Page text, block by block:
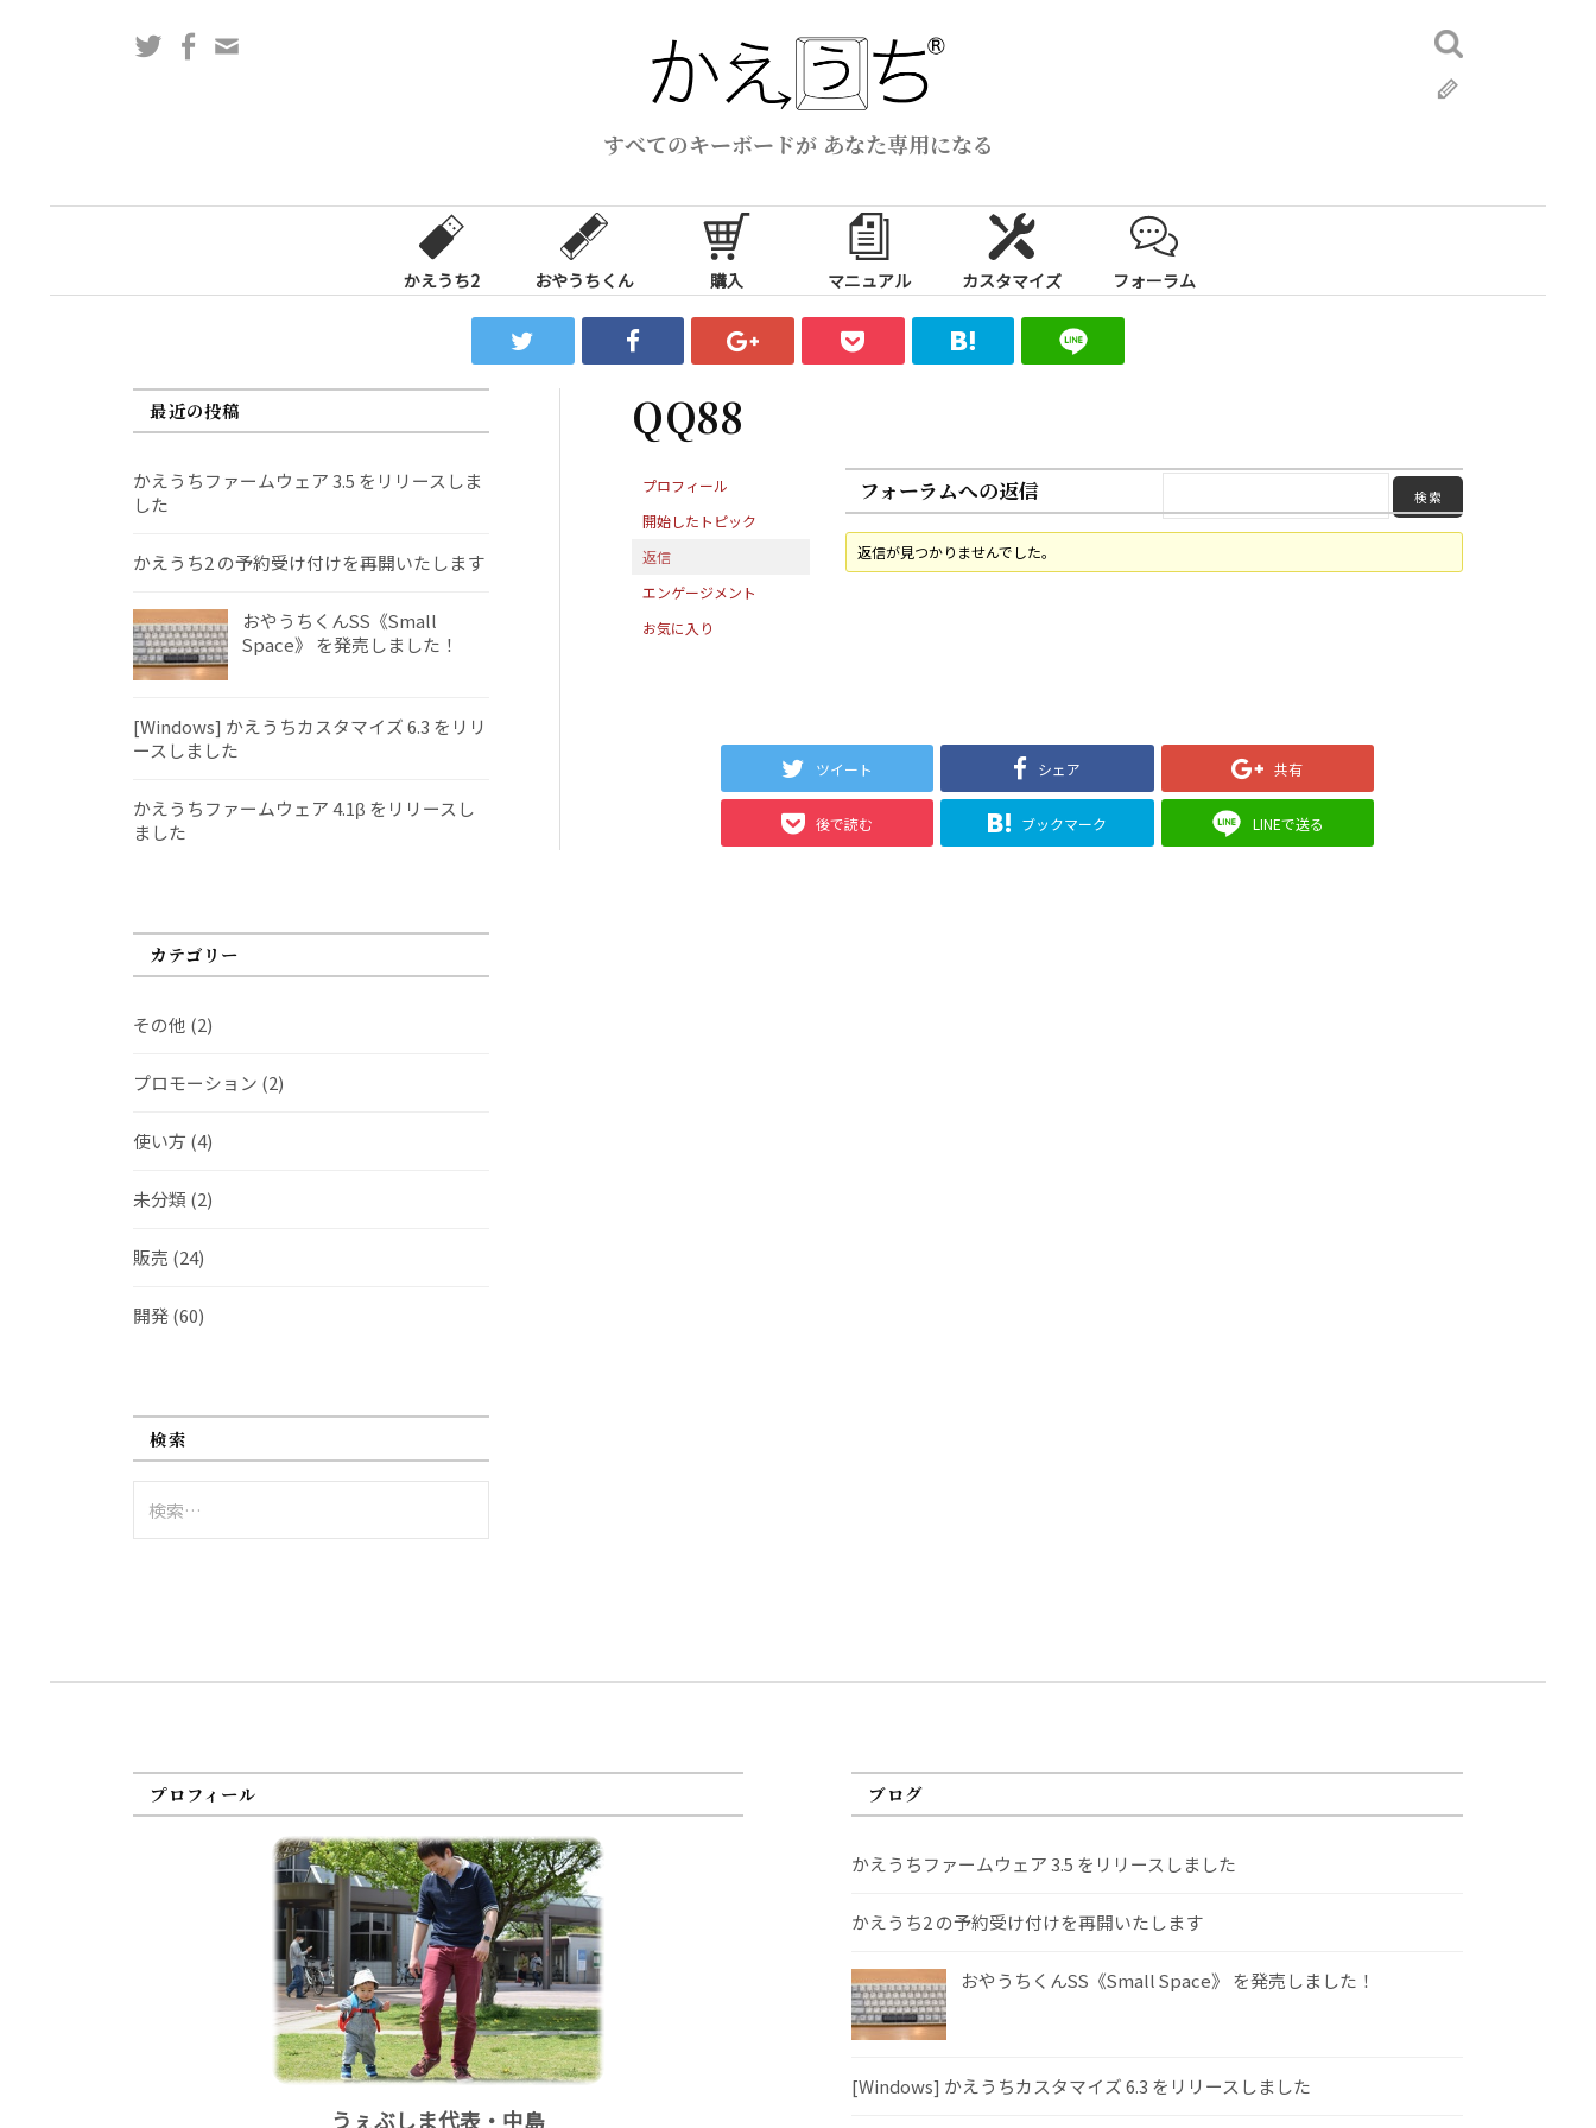
ス
すべてのキーボードが あなた専用になる
TwitterFacebook
検
索:
かえうち2 おやうちくん 購入 マニュアル カスタマイズ フォーラム
QQ88
プロフィール
開始したトピック
返信
エンゲージメント
お気に入り
フォーラムへの返信
返信が見つかりませんでした。
ツイート シェア 共有
後で読む ブックマーク LINEで送る
最近の投稿
かえうちファームウェア 3.5 をリリースしま
した
かえうち2 の予約受け付けを再開いたします
おやうちくんSS《Small
Space》 を発売しました！
[Windows] かえうちカスタマイズ 6.3 をリリ
ースしました
かえうちファームウェア 4.1β をリリースし
ました
カテゴリー
その他 (2)
プロモーション (2)
使い方 (4)
未分類 (2)
販売 (24)
開発(60)
検索
索:
プロフィール
うぇぶしま代表・中島
ブログ
かえうちファームウェア 3.5 をリリースしました
かえうち2 の予約受け付けを再開いたします
おやうちくんSS《Small Space》 を発売しました！
[Windows] かえうちカスタマイズ 6.3 をリリースしました